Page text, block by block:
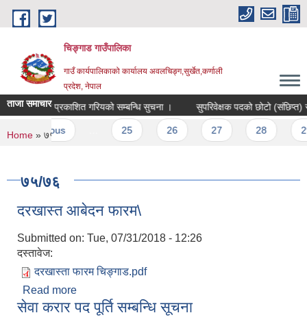
Skip to main content
चिङ्गाड गाउँपालिका
गाउँ कार्यपालिकाको कार्यालय अवलचिङ्ग,सुर्खेत,कर्णाली
प्रदेश, नेपाल
ताजा समाचार
नतिजा प्रकाशित गरियको सम्बन्धि सुचना । सुपरिवेक्षक पदको छोटो (संछिप्त)
‹ previous
You are here
Home » ७५/७६
७५/७६
दरखास्त आबेदन फारम\
Submitted on: Tue, 07/31/2018 - 12:26
दस्तावेज:
दरखास्ता फारम चिङ्गाड.pdf
Read more
सेवा करार पद पूर्ति सम्बन्धि सूचना